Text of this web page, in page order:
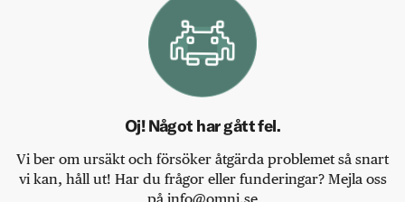
Oj! Något har gått fel.
Vi ber om ursäkt och försöker åtgärda problemet så snart
vi kan, håll ut! Har du frågor eller funderingar? Mejla oss